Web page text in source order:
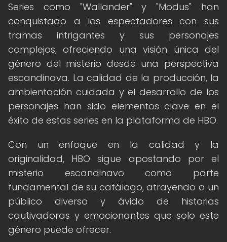
Series como "Wallander" y "Modus" han
conquistado a los espectadores con sus
tramas intrigantes y sus personajes
complejos, ofreciendo una visión única del
género del misterio desde una perspectiva
escandinava. La calidad de la producción, la
ambientación cuidada y el desarrollo de los
personajes han sido elementos clave en el
éxito de estas series en la plataforma de HBO.
Con un enfoque en la calidad y la
originalidad, HBO sigue apostando por el
misterio escandinavo como parte
fundamental de su catálogo, atrayendo a un
público diverso y ávido de historias
cautivadoras y emocionantes que solo este
género puede ofrecer.